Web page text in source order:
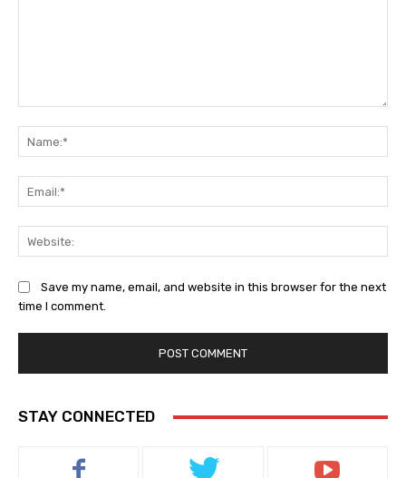
Save my name, email, and website in this browser for the next
time I comment.
STAY CONNECTED